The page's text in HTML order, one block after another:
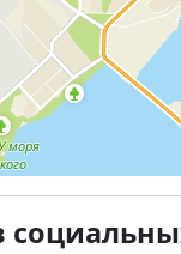
и
театр
театр
театр